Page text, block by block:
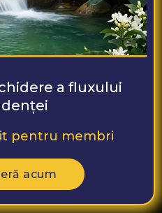
a fluxului
pentru membri
acum